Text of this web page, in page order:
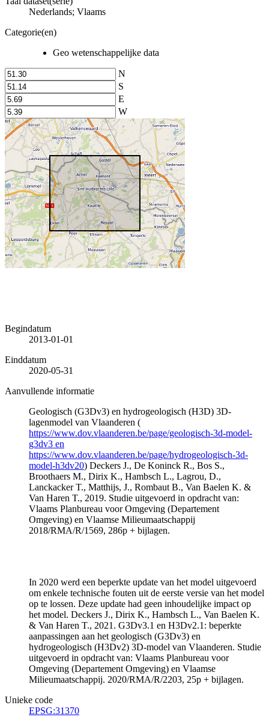
Nederlands; Vlaams
Categorie(en)
Geo wetenschappelijke data
N
S
E
W
Begindatum
2013-01-01
Einddatum
2020-05-31
Aanvullende informatie
Geologisch (G3Dv3) en hydrogeologisch (H3D) 3D-
lagenmodel van Vlaanderen (
https://www.dov.vlaanderen.be/page/geologisch-3d-model-
g3dv3 en
https://www.dov.vlaanderen.be/page/hydrogeologisch-3d-
model-h3dv20) Deckers J., De Koninck R., Bos S.,
Broothaers M., Dirix K., Hambsch L., Lagrou, D.,
Lanckacker T., Matthijs, J., Rombaut B., Van Baelen K. &
Van Haren T., 2019. Studie uitgevoerd in opdracht van:
Vlaams Planbureau voor Omgeving (Departement
Omgeving) en Vlaamse Milieumaatschappij
2018/RMA/R/1569, 286p + bijlagen.
In 2020 werd een beperkte update van het model uitgevoerd
om enkele technische fouten uit de eerste versie van het model
op te lossen. Deze update had geen inhoudelijke impact op
het model. Deckers J., Dirix K., Hambsch L., Van Baelen K.
& Van Haren T., 2021. G3Dv3.1 en H3Dv2.1: beperkte
aanpassingen aan het geologisch (G3Dv3) en
hydrogeologisch (H3Dv2) 3D-model van Vlaanderen. Studie
uitgevoerd in opdracht van: Vlaams Planbureau voor
Omgeving (Departement Omgeving) en Vlaamse
Milieumaatschappij. 2020/RMA/R/2203, 25p + bijlagen.
Unieke code
EPSG:31370